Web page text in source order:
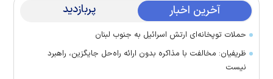
آخرین اخبار پربازدید
حملات توپخانه‌ای ارتش اسرائیل به جنوب لبنان
ظریفیان: مخالفت با مذاکره بدون ارائه راه‌حل جایگزین، راهبرد
نیست